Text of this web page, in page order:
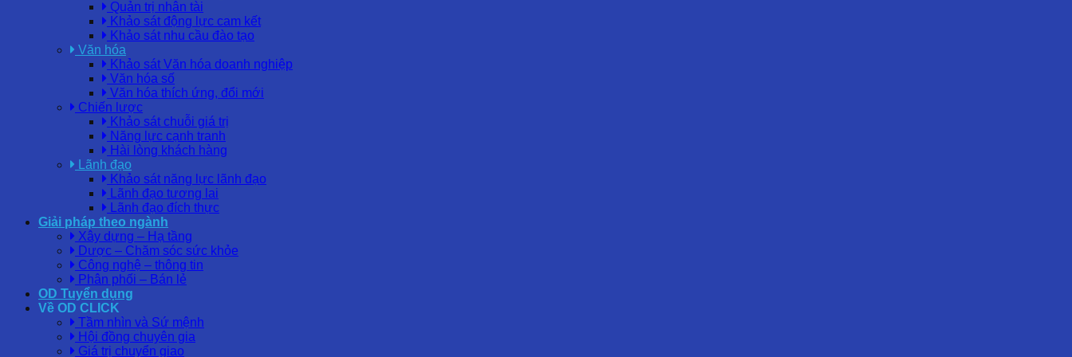
Quản trị nhân tài
Khảo sát động lực cam kết
Khảo sát nhu cầu đào tạo
Văn hóa
Khảo sát Văn hóa doanh nghiệp
Văn hóa số
Văn hóa thích ứng, đổi mới
Chiến lược
Khảo sát chuỗi giá trị
Năng lực cạnh tranh
Hài lòng khách hàng
Lãnh đạo
Khảo sát năng lực lãnh đạo
Lãnh đạo tương lai
Lãnh đạo đích thực
Giải pháp theo ngành
Xây dựng – Hạ tầng
Dược – Chăm sóc sức khỏe
Công nghệ – thông tin
Phân phối – Bán lẻ
OD Tuyển dụng
Về OD CLICK
Tầm nhìn và Sứ mệnh
Hội đồng chuyên gia
Giá trị chuyển giao